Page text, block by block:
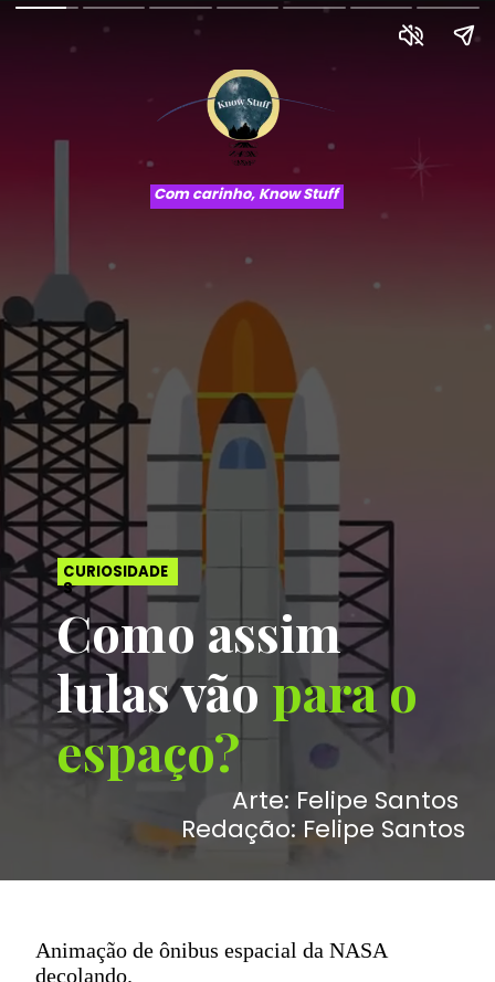
CURIOSIDADE
S
Como assim
lulas vão para o
espaço?
Com carinho, Know Stuff
Arte: Felipe Santos
Redação: Felipe Santos
Animação de ônibus espacial da NASA
decolando.